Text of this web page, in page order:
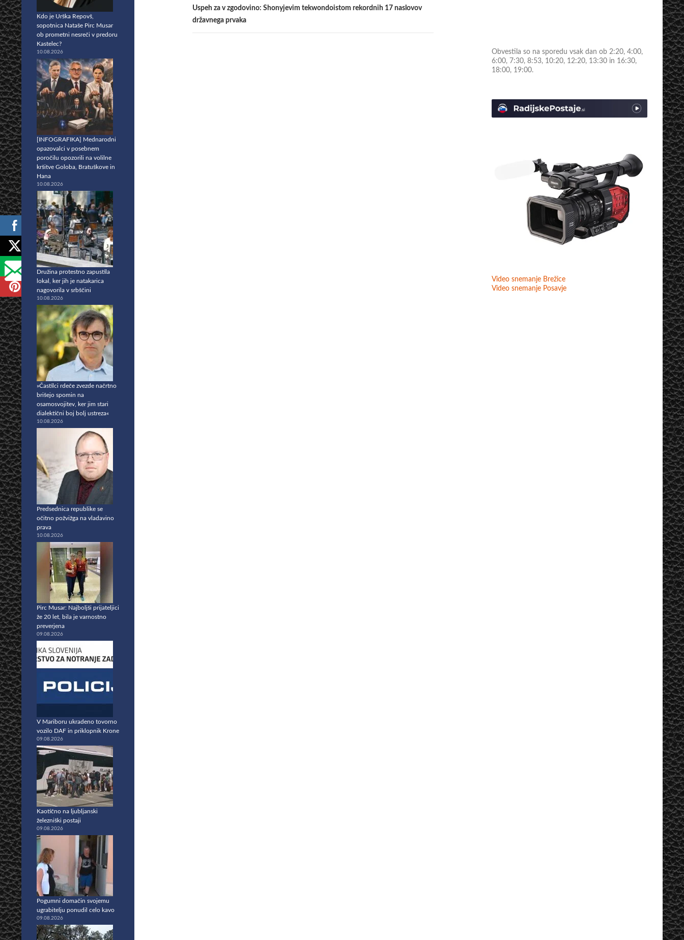
Uspeh za v zgodovino: Shonyjevim tekwondoistom rekordnih 17 naslovov
državnega prvaka
Obvestila so na sporedu vsak dan ob 2:20, 4:00,
6:00, 7:30, 8:53, 10:20, 12:20, 13:30 in 16:30,
18:00, 19:00.
Video snemanje Brežice
Video snemanje Posavje
Kdo je Urška Repovš,
sopotnica Nataše Pirc Musar
ob prometni nesreči v predoru
Kastelec?
10.08.2026
[INFOGRAFIKA] Mednarodni
opazovalci v posebnem
poročilu opozorili na volilne
kršitve Goloba, Bratuškove in
Hana
10.08.2026
Družina protestno zapustila
lokal, ker jih je natakarica
nagovorila v srbščini
10.08.2026
»Častilci rdeče zvezde načrtno
brišejo spomin na
osamosvojitev, ker jim stari
dialektični boj bolj ustreza«
10.08.2026
Predsednica republike se
očitno požvižga na vladavino
prava
10.08.2026
Pirc Musar: Najboljši prijateljici
že 20 let, bila je varnostno
preverjena
09.08.2026
V Mariboru ukradeno tovorno
vozilo DAF in priklopnik Krone
09.08.2026
Kaotično na ljubljanski
železniški postaji
09.08.2026
Pogumni domačin svojemu
ugrabitelju ponudil celo kavo
09.08.2026